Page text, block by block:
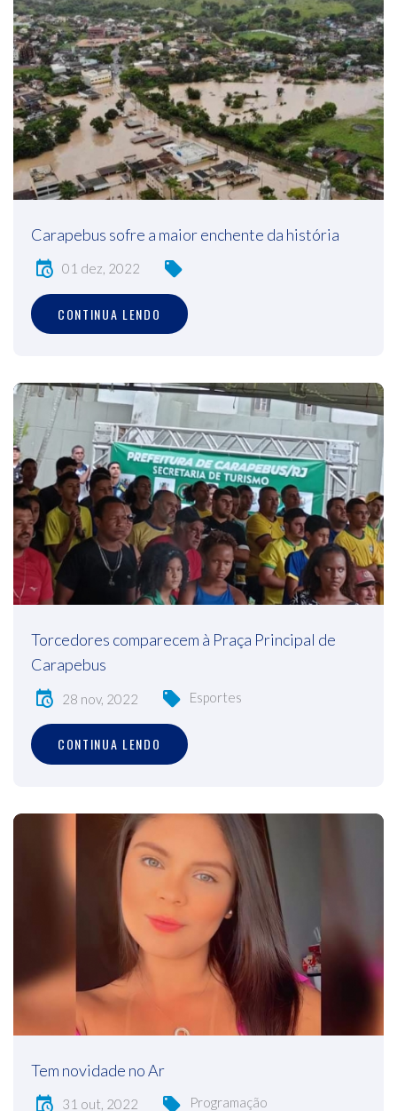
Carapebus sofre a maior enchente da história
01 dez, 2022
CONTINUA LENDO
Torcedores comparecem à Praça Principal de
Carapebus
28 nov, 2022 Esportes
CONTINUA LENDO
Tem novidade no Ar
31 out, 2022 Programação